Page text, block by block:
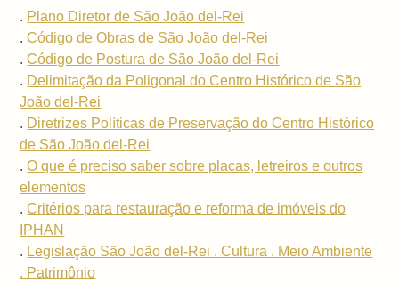
. Plano Diretor de São João del-Rei
.Código de Obras de São João del-Rei
.Código de Postura de São João del-Rei
. Delimitação da Poligonal do Centro Histórico de São
João del-Rei
. Diretrizes Políticas de Preservação do Centro Histórico
de São João del-Rei
.O que é preciso saber sobre placas, letreiros e outros
elementos
.Critérios para restauração e reforma de imóveis do
IPHAN
. Legislação São João del-Rei . Cultura . Meio Ambiente
. Patrimônio